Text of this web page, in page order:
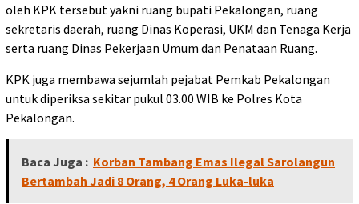
oleh KPK tersebut yakni ruang bupati Pekalongan, ruang
sekretaris daerah, ruang Dinas Koperasi, UKM dan Tenaga Kerja
serta ruang Dinas Pekerjaan Umum dan Penataan Ruang.
KPK juga membawa sejumlah pejabat Pemkab Pekalongan
untuk diperiksa sekitar pukul 03.00 WIB ke Polres Kota
Pekalongan.
Baca Juga : Korban Tambang Emas Ilegal Sarolangun
Bertambah Jadi 8 Orang, 4 Orang Luka-luka